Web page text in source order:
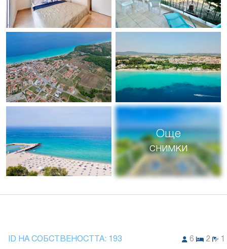
Още
снимки
ID НА СОБСТВЕНОСТТА: 193 6 2